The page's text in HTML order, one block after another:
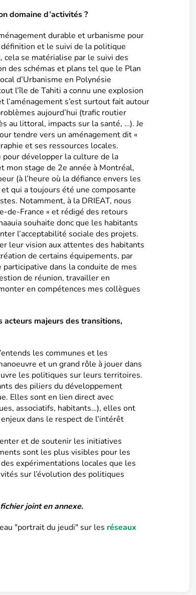
domaine d’activités ?
durable et urbanisme pour
définition et le suivi de la politique
cela se matérialise par le suivi des
des schémas et plans tel que le Plan
d’Urbanisme en Polynésie
l’île de Tahiti a connu une explosion
s’est surtout fait autour
aujourd’hui (trafic routier
au littoral, impacts sur la santé, …). Je
tendre vers un aménagement dit «
et ses ressources locales.
développer la culture de la
mon stage de 2e année à Montréal,
(à l’heure où la défiance envers les
qui a toujours été une composante
Notamment, à la DRIEAT, nous
de-France » et rédigé des retours
souhaite donc que les habitants
l’acceptabilité sociale des projets.
leur vision aux attentes des habitants
de certains équipements, par
dans la conduite de mes
de réunion, travailler en
en compétences mes collègues
majeurs des transitions,
les communes et les
et un grand rôle à jouer dans
les politiques sur leurs territoires.
des piliers du développement
Elles sont en lien direct avec
associatifs, habitants…), elles ont
dans le respect de l’intérêt
et de soutenir les initiatives
sont les plus visibles pour les
expérimentations locales que les
sur l’évolution des politiques
joint en annexe.
"portrait du jeudi" sur les réseaux